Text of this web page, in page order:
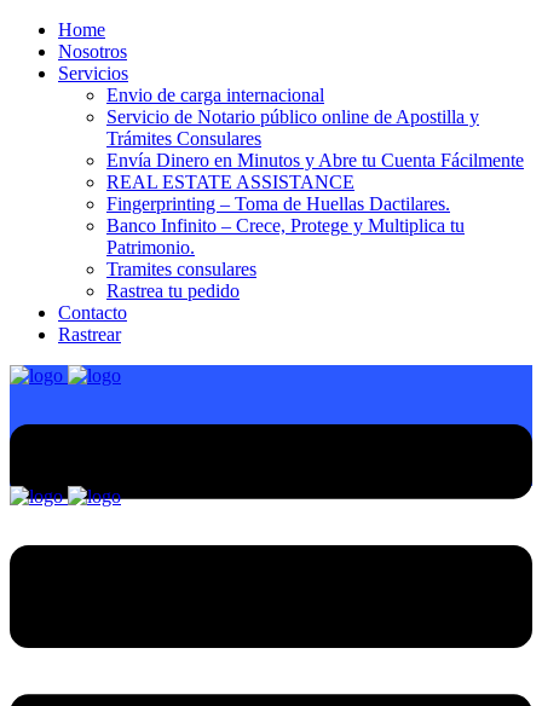
Home
Nosotros
Servicios
Envio de carga internacional
Servicio de Notario público online de Apostilla y
Trámites Consulares
Envía Dinero en Minutos y Abre tu Cuenta Fácilmente
REAL ESTATE ASSISTANCE
Fingerprinting – Toma de Huellas Dactilares.
Banco Infinito – Crece, Protege y Multiplica tu
Patrimonio.
Tramites consulares
Rastrea tu pedido
Contacto
Rastrear